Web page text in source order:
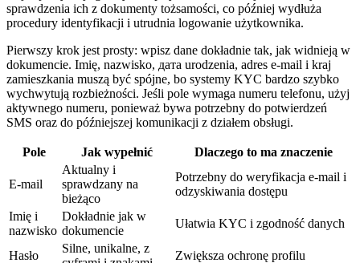
sprawdzenia ich z dokumenty tożsamości, co później wydłuża
procedury identyfikacji i utrudnia logowanie użytkownika.
Pierwszy krok jest prosty: wpisz dane dokładnie tak, jak widnieją w
dokumencie. Imię, nazwisko, дата urodzenia, adres e-mail i kraj
zamieszkania muszą być spójne, bo systemy KYC bardzo szybko
wychwytują rozbieżności. Jeśli pole wymaga numeru telefonu, użyj
aktywnego numeru, ponieważ bywa potrzebny do potwierdzeń
SMS oraz do późniejszej komunikacji z działem obsługi.
Pole Jak wypełnić Dlaczego to ma znaczenie
E-mail
Aktualny i
sprawdzany na
bieżąco
Potrzebny do weryfikacja e-mail i
odzyskiwania dostępu
Imię i
nazwisko
Dokładnie jak w
dokumencie
Ułatwia KYC i zgodność danych
Hasło
Silne, unikalne, z
Zwiększa ochronę profilu